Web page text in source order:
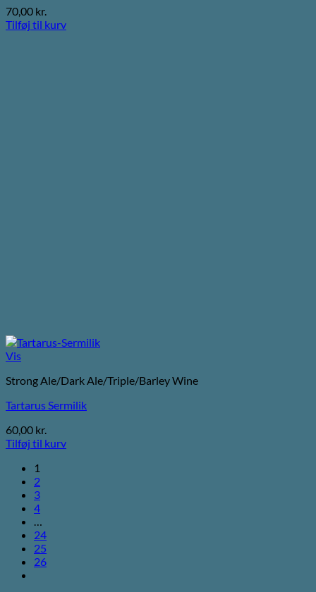
70,00 kr.
Tilføj til kurv
Vis
Strong Ale/Dark Ale/Triple/Barley Wine
Tartarus Sermilik
60,00 kr.
Tilføj til kurv
1
2
3
4
…
24
25
26